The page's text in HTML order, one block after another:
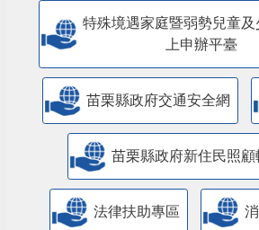
特殊境遇家庭暨弱勢兒童
上申辦平臺
苗栗縣政府交通安全網
苗栗縣政府新住民照顧
法律扶助專區